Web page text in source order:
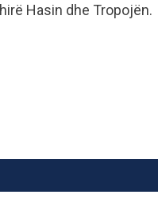
Hasin dhe Tropojën.